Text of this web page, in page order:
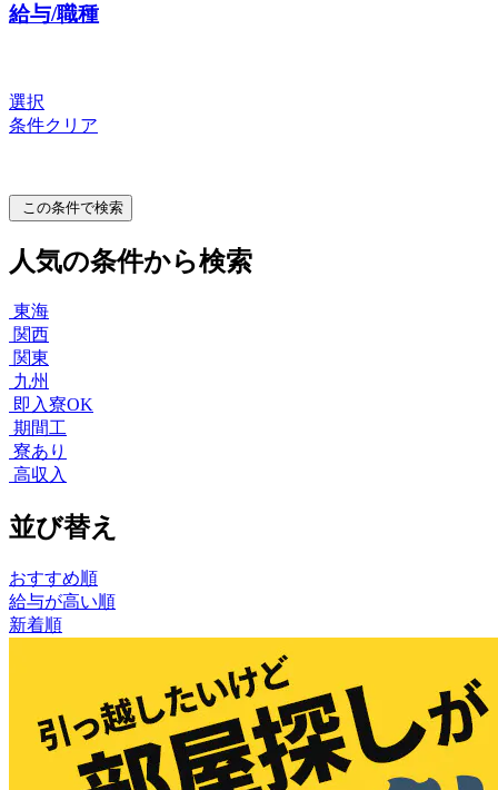
給与/職種
選択
条件クリア
この条件で検索
人気の条件から検索
東海
関西
関東
九州
即入寮OK
期間工
寮あり
高収入
並び替え
おすすめ順
給与が高い順
新着順